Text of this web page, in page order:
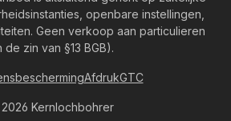
openbare instellingen,
Geen verkoop aan particulieren
de zin van §13 BGB).
Kernlochbohrer
AfdrukGTC